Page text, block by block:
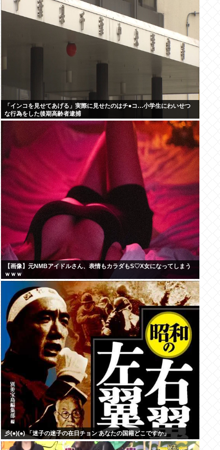
「インコを見せてあげる」実際に見せたのはチ●コ…小学生にわいせつ
な行為をした後期高齢者逮捕
【画像】元NMBアイドルさん、表情もカラダもS♡X女になってしまう
ｗｗｗ
彡(●)(●) 「迷子の迷子の在日チョン あなたの国籍どこですか」